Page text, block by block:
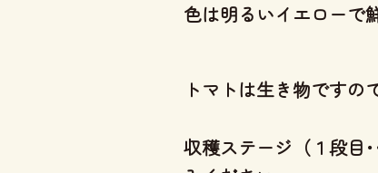
色は明るいイエローで
トマトは生き物ですの
収穫ステージ（１段目